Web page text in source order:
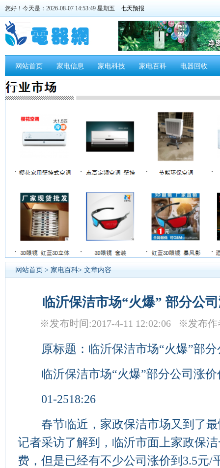
您好！今天是：2026-08-07 14:53:50 星期五
网站首页 家电信息 家电科技 家电百科 电器回收
网站首页 > 家电百科> 文章内容
临沂保洁市场“火爆” 部分公
※发布时间:2017-4-11 12:02:06 ※发布
原标题：临沂保洁市场“火爆”部分
临沂保洁市场“火爆”部分公司涨价
01-2518:26
春节临近，家政保洁市场又到了最
记者采访了解到，临沂市面上家政保
费，但是已经有不少公司涨价到3.5元/